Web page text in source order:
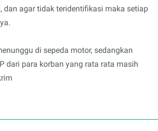
dan agar tidak teridentifikasi maka setiap
di sepeda motor, sedangkan
dari para korban yang rata rata masih